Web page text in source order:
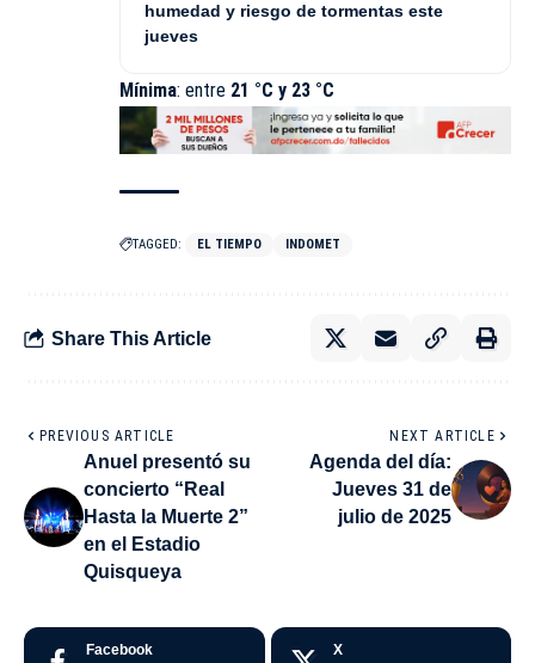
humedad y riesgo de tormentas este
jueves
Mínima: entre 21 °C y 23 °C
TAGGED: EL TIEMPO INDOMET
Share This Article
PREVIOUS ARTICLE
Anuel presentó su
concierto “Real
Hasta la Muerte 2”
en el Estadio
Quisqueya
NEXT ARTICLE
Agenda del día:
Jueves 31 de
julio de 2025
Facebook X